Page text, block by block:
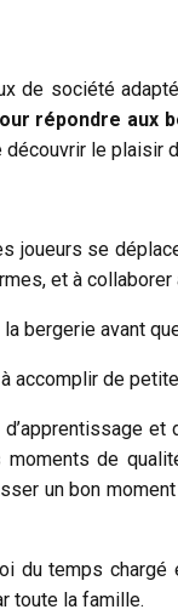
de société
répondre
le
joueurs se
et à
bergerie avant
de
de
un bon
temps
toute la famille.